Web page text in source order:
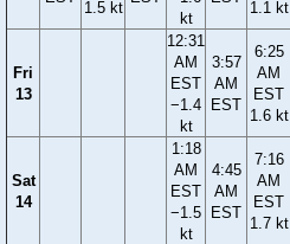
1.5 kt
kt
1.1 kt
Fri
13
12:31
AM
EST
−1.4
kt
3:57
AM
EST
6:25
AM
EST
1.6 kt
Sat
14
1:18
AM
EST
−1.5
kt
4:45
AM
EST
7:16
AM
EST
1.7 kt